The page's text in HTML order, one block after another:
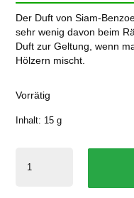
Der Duft von Siam-
sehr wenig davon beim
Duft zur Geltung, wenn
Hölzern mischt.
Vorrätig
Inhalt: 15g
Benzoe